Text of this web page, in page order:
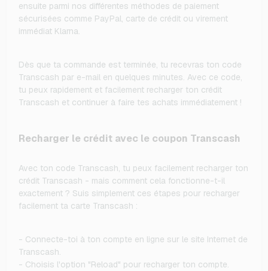
ensuite parmi nos différentes méthodes de paiement
sécurisées comme PayPal, carte de crédit ou virement
immédiat Klarna.
Dès que ta commande est terminée, tu recevras ton code
Transcash par e-mail en quelques minutes. Avec ce code,
tu peux rapidement et facilement recharger ton crédit
Transcash et continuer à faire tes achats immédiatement !
Recharger le crédit avec le coupon Transcash
Avec ton code Transcash, tu peux facilement recharger ton
crédit Transcash - mais comment cela fonctionne-t-il
exactement ? Suis simplement ces étapes pour recharger
facilement ta carte Transcash :
- Connecte-toi à ton compte en ligne sur le site Internet de
Transcash.
- Choisis l'option "Reload" pour recharger ton compte.